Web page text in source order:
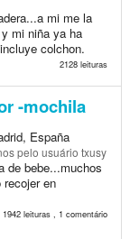
mi me la
mi niña ya ha
colchon.
2128 leituras
-mochila
España
pelo usuário txusy
de bebe...muchos
en
1942 leituras , 1 comentário